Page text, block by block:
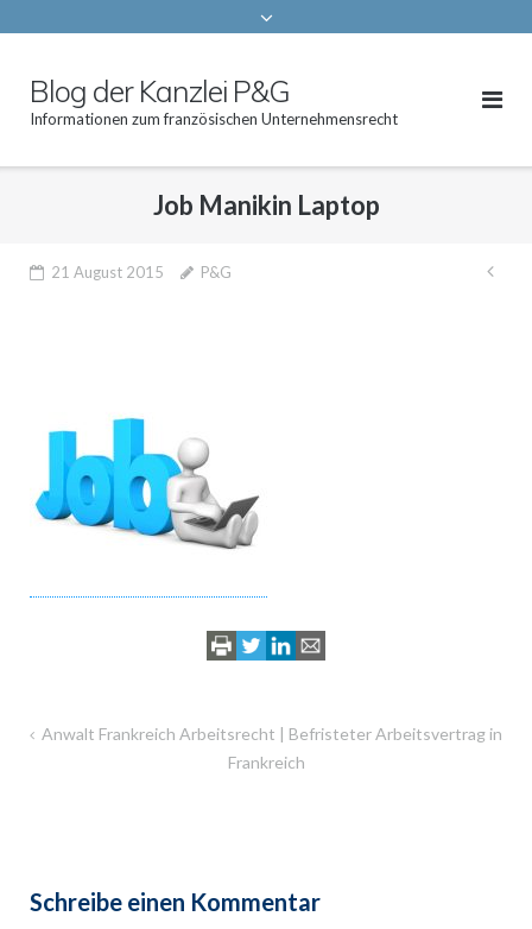
Blog der Kanzlei P&G
Informationen zum französischen Unternehmensrecht
Job Manikin Laptop
21 August 2015 P&G
Beitragsnavigation
Anwalt Frankreich Arbeitsrecht | Befristeter Arbeitsvertrag in
Frankreich
Schreibe einen Kommentar